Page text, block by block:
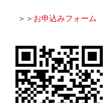
＞＞ お申込みフォーム